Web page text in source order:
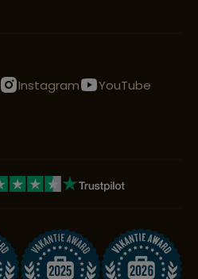
Instagram
YouTube